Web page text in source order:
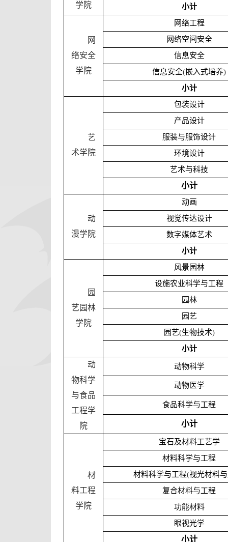
学院
小计
网
络安全
学院
网络工程
网络空间安全
信息安全
信息安全(嵌入式培养)
小计
艺
术学院
包装设计
产品设计
服装与服饰设计
环境设计
艺术与科技
小计
动
漫学院
动画
视觉传达设计
数字媒体艺术
小计
园
艺园林
学院
风景园林
设施农业科学与工程
园林
园艺
园艺(生物技术)
小计
动
物科学
与食品
工程学
院
动物科学
动物医学
食品科学与工程
小计
材
料工程
学院
宝石及材料工艺学
材料科学与工程
材料科学与工程(视光材料
复合材料与工程
功能材料
眼视光学
小计